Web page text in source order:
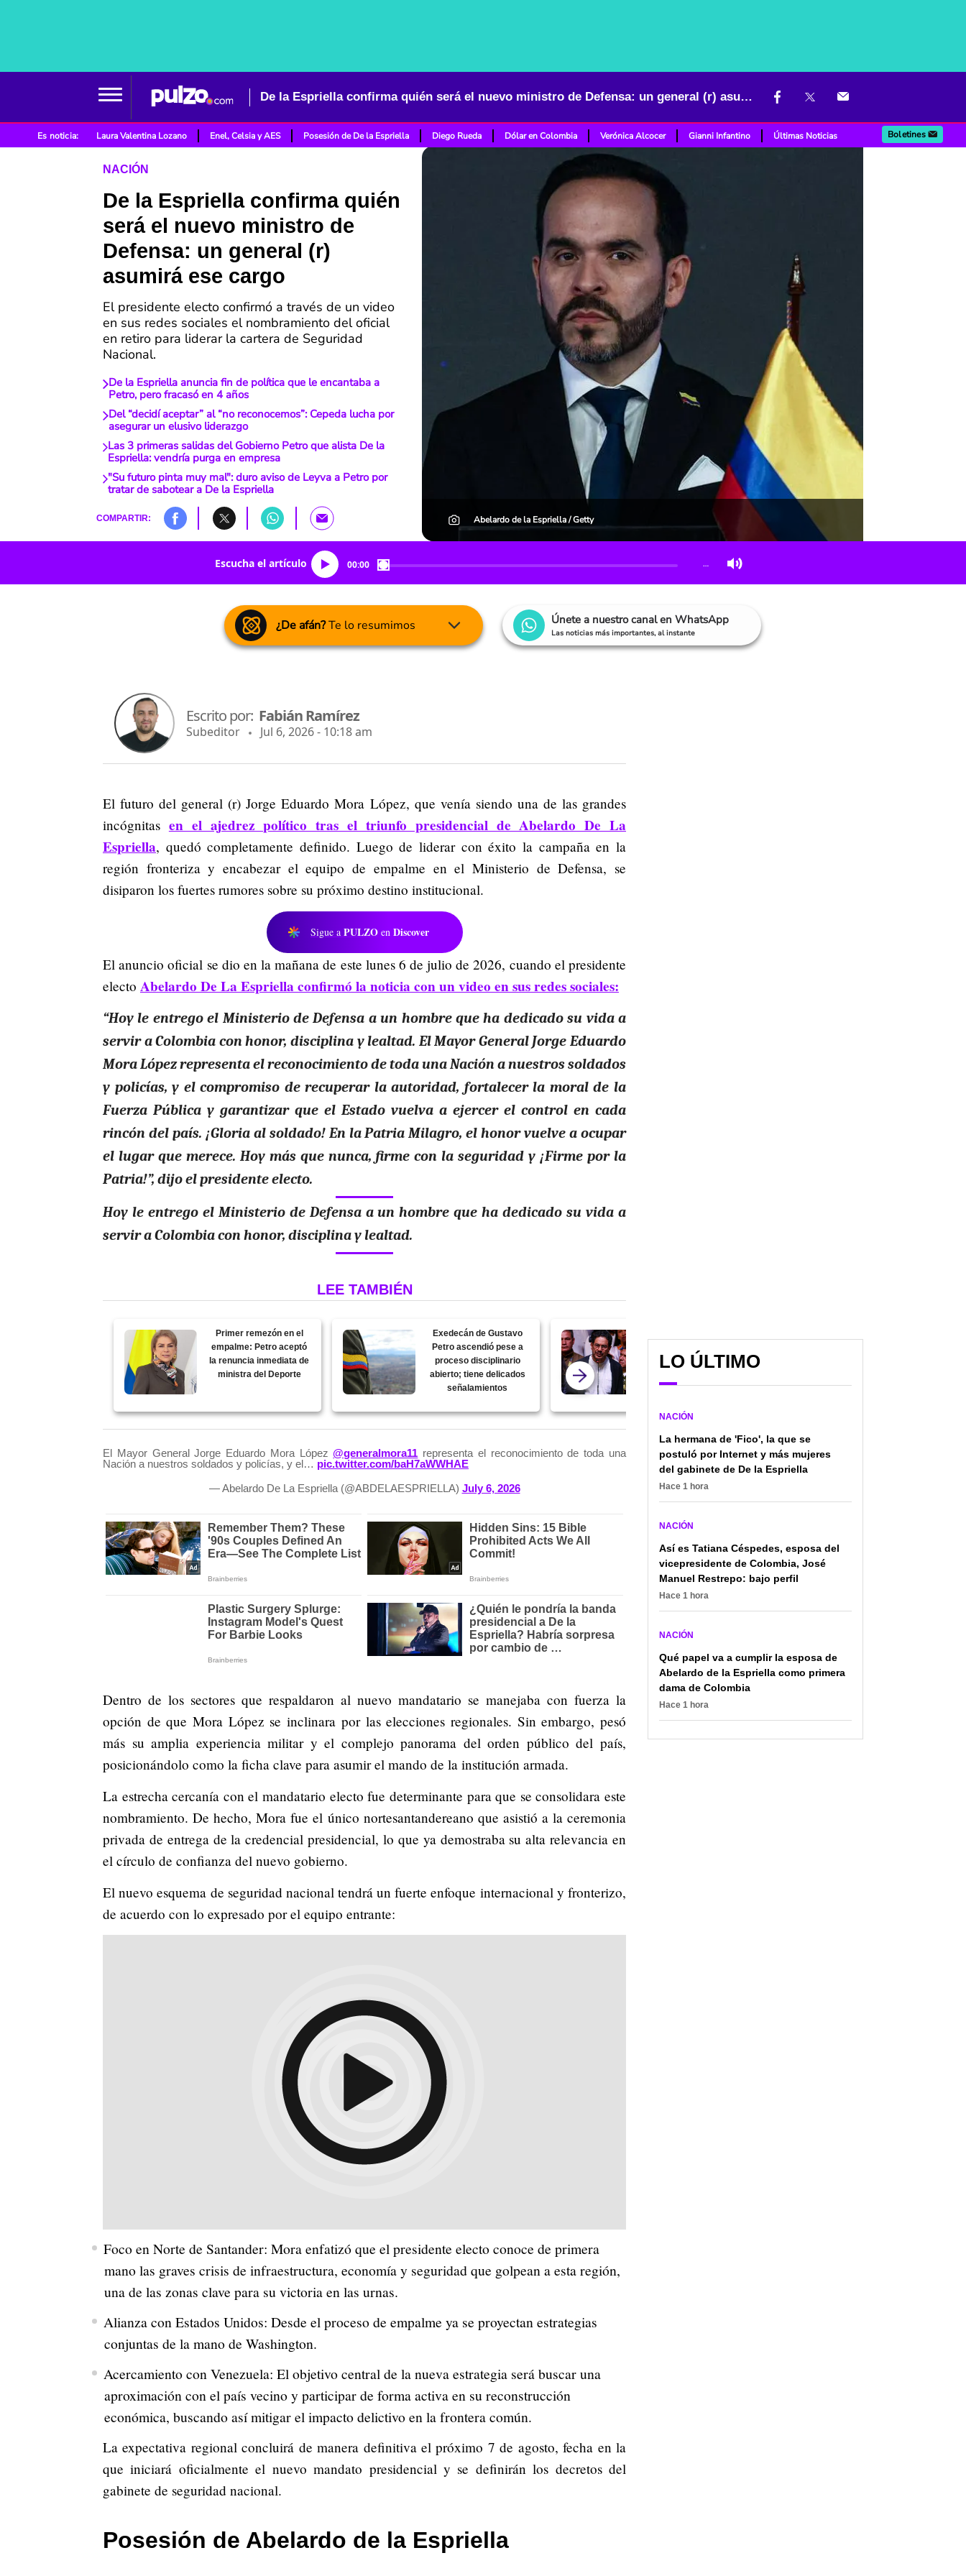
De la Espriella confirma quién será el nuevo ministro de Defensa: un general (r) asumirá ese cargo
Es noticia: Laura Valentina Lozano Enel, Celsia y AES Posesión de De la Espriella Diego Rueda Dólar en Colombia Verónica Alcocer Gianni Infantino Últimas Noticias Boletines
NACIÓN
De la Espriella confirma quién
será el nuevo ministro de
Defensa: un general (r)
asumirá ese cargo
El presidente electo confirmó a través de un video
en sus redes sociales el nombramiento del oficial
en retiro para liderar la cartera de Seguridad
Nacional.
De la Espriella anuncia fin de política que le encantaba a
Petro, pero fracasó en 4 años
Del “decidí aceptar” al “no reconocemos”: Cepeda lucha por
asegurar un elusivo liderazgo
Las 3 primeras salidas del Gobierno Petro que alista De la
Espriella: vendría purga en empresa
"Su futuro pinta muy mal": duro aviso de Leyva a Petro por
tratar de sabotear a De la Espriella
COMPARTIR: Abelardo de la Espriella / Getty
Escucha el artículo 00:00 …
¿De afán?Te lo resumimos Únete a nuestro canal en WhatsApp
Las noticias más importantes, al instante
Escrito por: Fabián Ramírez
Subeditor Jul 6, 2026 - 10:18 am
El futuro del general (r) Jorge Eduardo Mora López, que venía siendo una de las grandes
incógnitas en el ajedrez político tras el triunfo presidencial de Abelardo De La
Espriella, quedó completamente definido. Luego de liderar con éxito la campaña en la
región fronteriza y encabezar el equipo de empalme en el Ministerio de Defensa, se
disiparon los fuertes rumores sobre su próximo destino institucional.
Sigue a PULZO en Discover
El anuncio oficial se dio en la mañana de este lunes 6 de julio de 2026, cuando el presidente
electo Abelardo De La Espriella confirmó la noticia con un video en sus redes sociales:
“Hoy le entrego el Ministerio de Defensa a un hombre que ha dedicado su vida a
servir a Colombia con honor, disciplina y lealtad. El Mayor General Jorge Eduardo
Mora López representa el reconocimiento de toda una Nación a nuestros soldados
y policías, y el compromiso de recuperar la autoridad, fortalecer la moral de la
Fuerza Pública y garantizar que el Estado vuelva a ejercer el control en cada
rincón del país. ¡Gloria al soldado! En la Patria Milagro, el honor vuelve a ocupar
el lugar que merece. Hoy más que nunca, firme con la seguridad y ¡Firme por la
Patria!”, dijo el presidente electo.
Hoy le entrego el Ministerio de Defensa a un hombre que ha dedicado su vida a
servir a Colombia con honor, disciplina y lealtad.
LEE TAMBIÉN
Primer remezón en el
empalme: Petro aceptó
la renuncia inmediata de
ministra del Deporte
Exedecán de Gustavo
Petro ascendió pese a
proceso disciplinario
abierto; tiene delicados
señalamientos
Cepeda insiste en su
Abelardo de la Espriella
El Mayor General Jorge Eduardo Mora López@generalmora11 representa el reconocimiento de toda una
Nación a nuestros soldados y policías, y el… pic.twitter.com/baH7aWWHAE
— Abelardo De La Espriella (@ABDELAESPRIELLA) July 6, 2026
Dentro de los sectores que respaldaron al nuevo mandatario se manejaba con fuerza la
opción de que Mora López se inclinara por las elecciones regionales. Sin embargo, pesó
más su amplia experiencia militar y el complejo panorama del orden público del país,
posicionándolo como la ficha clave para asumir el mando de la institución armada.
La estrecha cercanía con el mandatario electo fue determinante para que se consolidara este
nombramiento. De hecho, Mora fue el único nortesantandereano que asistió a la ceremonia
privada de entrega de la credencial presidencial, lo que ya demostraba su alta relevancia en
el círculo de confianza del nuevo gobierno.
El nuevo esquema de seguridad nacional tendrá un fuerte enfoque internacional y fronterizo,
de acuerdo con lo expresado por el equipo entrante:
Foco en Norte de Santander: Mora enfatizó que el presidente electo conoce de primera
mano las graves crisis de infraestructura, economía y seguridad que golpean a esta región,
una de las zonas clave para su victoria en las urnas.
Alianza con Estados Unidos: Desde el proceso de empalme ya se proyectan estrategias
conjuntas de la mano de Washington.
Acercamiento con Venezuela: El objetivo central de la nueva estrategia será buscar una
aproximación con el país vecino y participar de forma activa en su reconstrucción
económica, buscando así mitigar el impacto delictivo en la frontera común.
La expectativa regional concluirá de manera definitiva el próximo 7 de agosto, fecha en la
que iniciará oficialmente el nuevo mandato presidencial y se definirán los decretos del
gabinete de seguridad nacional.
Posesión de Abelardo de la Espriella
LO ÚLTIMO
NACIÓN
La hermana de 'Fico', la que se
postuló por Internet y más mujeres
del gabinete de De la Espriella
Hace 1 hora
NACIÓN
Así es Tatiana Céspedes, esposa del
vicepresidente de Colombia, José
Manuel Restrepo: bajo perfil
Hace 1 hora
NACIÓN
Qué papel va a cumplir la esposa de
Abelardo de la Espriella como primera
dama de Colombia
Hace 1 hora